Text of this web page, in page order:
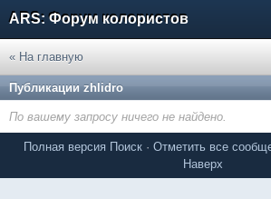
ARS: Форум колористов
« На главную
Публикации zhlidro
По вашему запросу ничего не найдено.
Полная версия Поиск · Отметить все
Наверх